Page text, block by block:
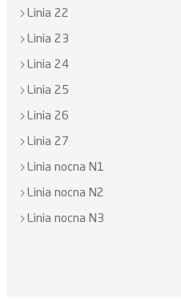
Linia 22
Linia 23
Linia 24
Linia 25
Linia 26
Linia 27
Linia nocna N1
Linia nocna N2
Linia nocna N3